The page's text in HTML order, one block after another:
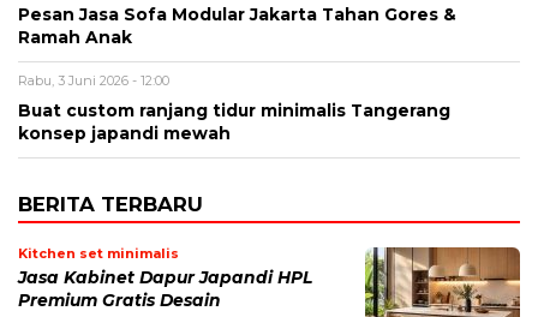
Pesan Jasa Sofa Modular Jakarta Tahan Gores &
Ramah Anak
Rabu, 3 Juni 2026 - 12:00
Buat custom ranjang tidur minimalis Tangerang
konsep japandi mewah
BERITA TERBARU
Kitchen set minimalis
Jasa Kabinet Dapur Japandi HPL
Premium Gratis Desain